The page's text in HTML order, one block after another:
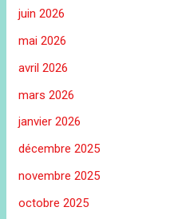
juin 2026
mai 2026
avril 2026
mars 2026
janvier 2026
décembre 2025
novembre 2025
octobre 2025